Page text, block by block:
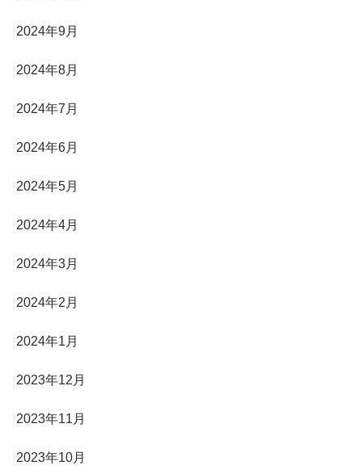
2024年9月
2024年8月
2024年7月
2024年6月
2024年5月
2024年4月
2024年3月
2024年2月
2024年1月
2023年12月
2023年11月
2023年10月